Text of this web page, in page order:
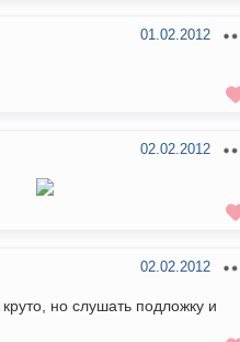
01.02.2012
02.02.2012
02.02.2012
но слушать подложку и